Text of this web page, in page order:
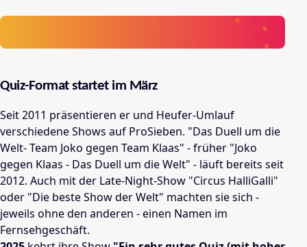
Quiz-Format startet im März
Seit 2011 präsentieren er und Heufer-Umlauf
verschiedene Shows auf ProSieben. "Das Duell um die
Welt- Team Joko gegen Team Klaas" - früher "Joko
gegen Klaas - Das Duell um die Welt" - läuft bereits seit
2012. Auch mit der Late-Night-Show "Circus HalliGalli"
oder "Die beste Show der Welt" machten sie sich -
jeweils ohne den anderen - einen Namen im
Fernsehgeschäft.